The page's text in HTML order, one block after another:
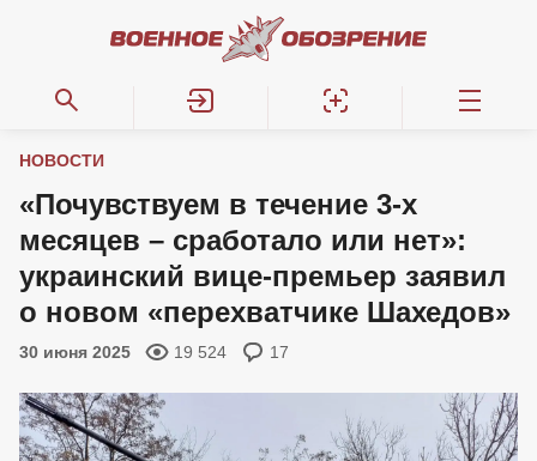
НОВОСТИ
«Почувствуем в течение 3-х
месяцев – сработало или нет»:
украинский вице-премьер заявил
о новом «перехватчике Шахедов»
30 июня 2025 19 524 17